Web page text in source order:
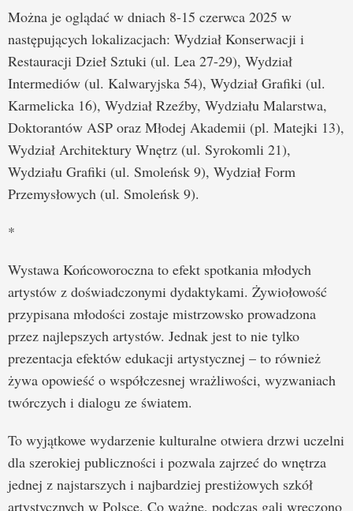
Można je oglądać w dniach 8-15 czerwca 2025 w
następujących lokalizacjach: Wydział Konserwacji i
Restauracji Dzieł Sztuki (ul. Lea 27-29), Wydział
Intermediów (ul. Kalwaryjska 54), Wydział Grafiki (ul.
Karmelicka 16), Wydział Rzeźby, Wydziału Malarstwa,
Doktorantów ASP oraz Młodej Akademii (pl. Matejki 13),
Wydział Architektury Wnętrz (ul. Syrokomli 21),
Wydziału Grafiki (ul. Smoleńsk 9), Wydział Form
Przemysłowych (ul. Smoleńsk 9).
*
Wystawa Końcoworoczna to efekt spotkania młodych
artystów z doświadczonymi dydaktykami. Żywiołowość
przypisana młodości zostaje mistrzowsko prowadzona
przez najlepszych artystów. Jednak jest to nie tylko
prezentacja efektów edukacji artystycznej – to również
żywa opowieść o współczesnej wrażliwości, wyzwaniach
twórczych i dialogu ze światem.
To wyjątkowe wydarzenie kulturalne otwiera drzwi uczelni
dla szerokiej publiczności i pozwala zajrzeć do wnętrza
jednej z najstarszych i najbardziej prestiżowych szkół
artystycznych w Polsce. Co ważne, podczas gali wręczono